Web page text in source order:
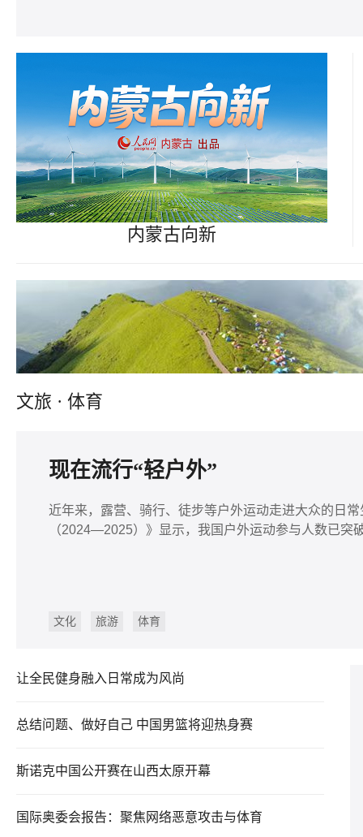
内蒙古向新
文旅 · 体育
现在流行“轻户外”
近年来，露营、骑行、徒步等户外运动走进大众的日
（2024—2025）》显示，我国户外运动参与人数已突
文化 旅游 体育
让全民健身融入日常成为风尚
总结问题、做好自己 中国男篮将迎热身赛
斯诺克中国公开赛在山西太原开幕
国际奥委会报告：聚焦网络恶意攻击与体育